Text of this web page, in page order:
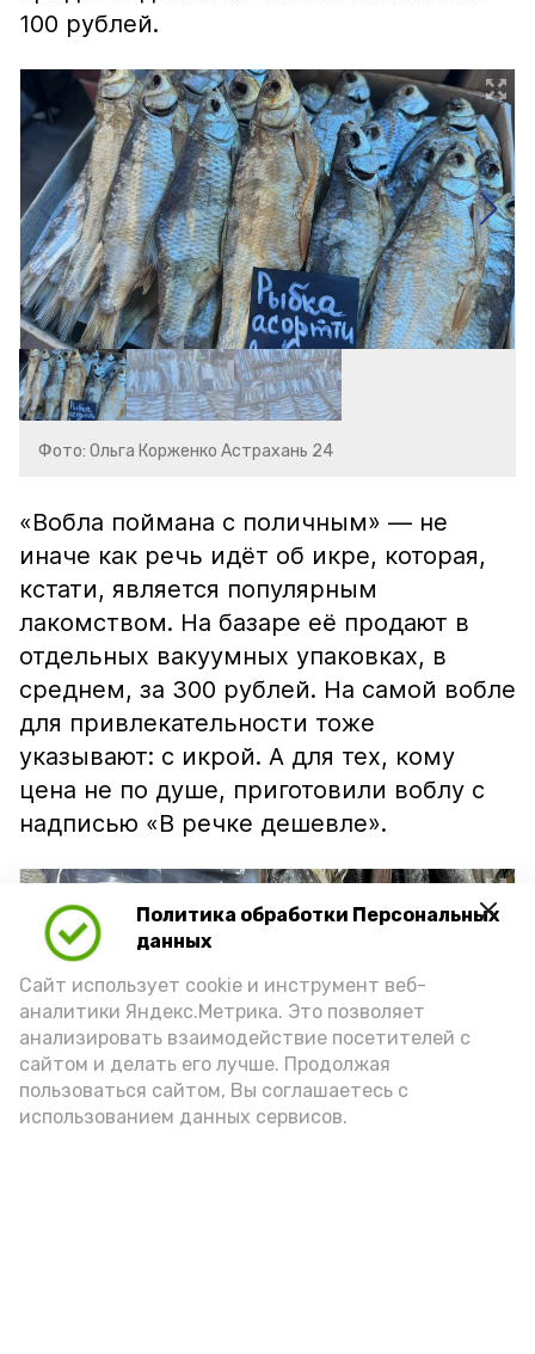
Политика обработки Персональных
данных
Сайт использует cookie и инструмент веб-
аналитики Яндекс.Метрика. Это позволяет
анализировать взаимодействие посетителей с
сайтом и делать его лучше. Продолжая
пользоваться сайтом, Вы соглашаетесь с
использованием данных сервисов.
100 рублей.
Фото: Ольга Корженко Астрахань 24
«Вобла поймана с поличным» — не
иначе как речь идёт об икре, которая,
кстати, является популярным
лакомством. На базаре её продают в
отдельных вакуумных упаковках, в
среднем, за 300 рублей. На самой вобле
для привлекательности тоже
указывают: с икрой. А для тех, кому
цена не по душе, приготовили воблу с
надписью «В речке дешевле».